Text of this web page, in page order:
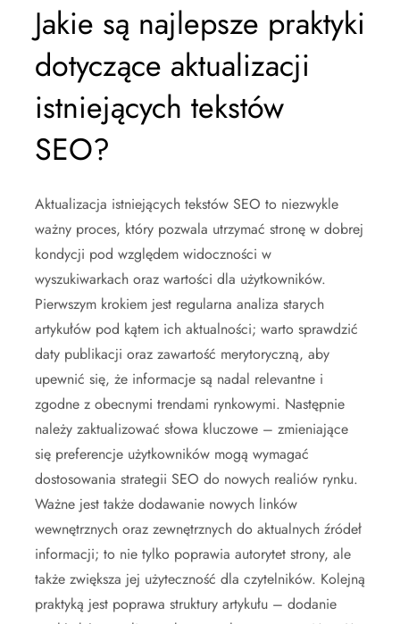
Jakie są najlepsze praktyki
dotyczące aktualizacji
istniejących tekstów
SEO?
Aktualizacja istniejących tekstów SEO to niezwykle
ważny proces, który pozwala utrzymać stronę w dobrej
kondycji pod względem widoczności w
wyszukiwarkach oraz wartości dla użytkowników.
Pierwszym krokiem jest regularna analiza starych
artykułów pod kątem ich aktualności; warto sprawdzić
daty publikacji oraz zawartość merytoryczną, aby
upewnić się, że informacje są nadal relevantne i
zgodne z obecnymi trendami rynkowymi. Następnie
należy zaktualizować słowa kluczowe – zmieniające
się preferencje użytkowników mogą wymagać
dostosowania strategii SEO do nowych realiów rynku.
Ważne jest także dodawanie nowych linków
wewnętrznych oraz zewnętrznych do aktualnych źródeł
informacji; to nie tylko poprawia autorytet strony, ale
także zwiększa jej użyteczność dla czytelników. Kolejną
praktyką jest poprawa struktury artykułu – dodanie